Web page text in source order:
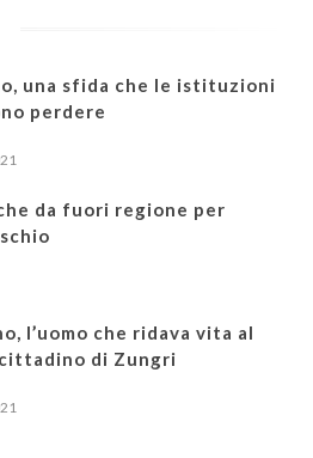
una sfida che le istituzioni
perdere
da fuori regione per
l’uomo che ridava vita al
di Zungri